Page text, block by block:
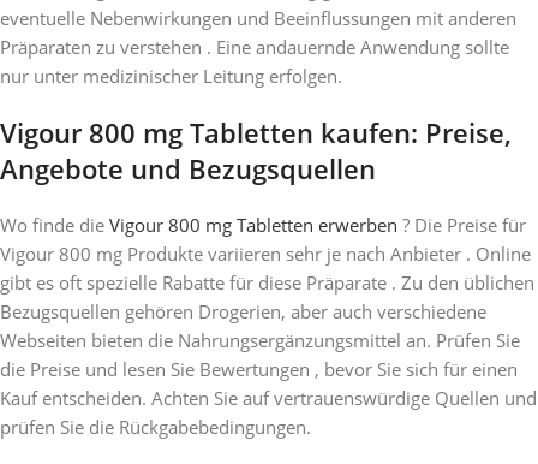
eventuelle Nebenwirkungen und Beeinflussungen mit anderen
Präparaten zu verstehen . Eine andauernde Anwendung sollte
nur unter medizinischer Leitung erfolgen.
Vigour 800 mg Tabletten kaufen: Preise,
Angebote und Bezugsquellen
Wo finde die Vigour 800 mg Tabletten erwerben ? Die Preise für
Vigour 800 mg Produkte variieren sehr je nach Anbieter . Online
gibt es oft spezielle Rabatte für diese Präparate . Zu den üblichen
Bezugsquellen gehören Drogerien, aber auch verschiedene
Webseiten bieten die Nahrungsergänzungsmittel an. Prüfen Sie
die Preise und lesen Sie Bewertungen , bevor Sie sich für einen
Kauf entscheiden. Achten Sie auf vertrauenswürdige Quellen und
prüfen Sie die Rückgabebedingungen.